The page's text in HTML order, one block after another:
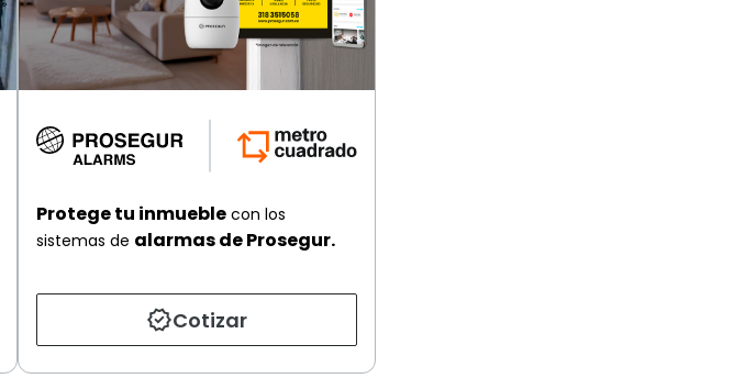
Protege tu inmueble con los
sistemas de alarmas de Prosegur.
Cotizar